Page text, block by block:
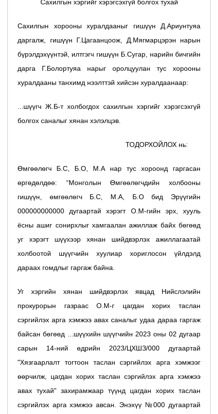
Сахилгын хэргийг хэрэгсэхгүй болгох тухай
Сахилгын хорооны хуралдааныг гишүүн Д.Ариунтуяа
даргалж, гишүүн Г.Цагаанцоож, Д.Мягмарцэрэн нарын
бүрэлдэхүүнтэй, илтгэгч гишүүн Б.Сугар, нарийн бичгийн
дарга Г.Болортуяа нарыг оролцуулан тус хорооны
хуралдааны танхимд нээлттэй хийсэн хуралдаанаар:
...шүүгч Ж.Б-т холбогдох сахилгын хэргийг хэрэгсэхгүй
болгох саналыг хянан хэлэлцэв.
ТОДОРХОЙЛОХ нь:
Өмгөөлөгч Б.С, Б.О, М.А нар тус хороонд гаргасан
өргөдөлдөө: “Монголын Өмгөөлөгчдийн холбооны
гишүүн, өмгөөлөгч Б.С, М.А, Б.О бид Эрүүгийн
000000000000 дугаартай хэрэгт О.М-гийн эрх, хууль
ёсны ашиг сонирхлыг хамгаалан ажиллаж байх бөгөөд
уг хэрэгт шүүхээр хянан шийдвэрлэх ажиллагаатай
холбоотой шүүгчийн хуулиар хориглосон үйлдэлд
дараах гомдлыг гаргаж байна.
Уг хэргийн хянан шийдвэрлэх явцад Нийслэлийн
прокурорын газраас О.М-г цагдан хорих таслан
сэргийлэх арга хэмжээ авах саналыг удаа дараа гаргаж
байсан бөгөөд ...шүүхийн шүүгчийн 2023 оны 02 дугаар
сарын 14-ний өдрийн 2023/ЦХШЗ/000 дугаартай
"Хязгаарлалт тогтоон таслан сэргийлэх арга хэмжээг
өөрчилж, цагдан хорих таслан сэргийлэх арга хэмжээ
авах тухай" захирамжаар түүнд цагдан хорих таслан
сэргийлэх арга хэмжээ авсан. Энэхүү №000 дугаартай